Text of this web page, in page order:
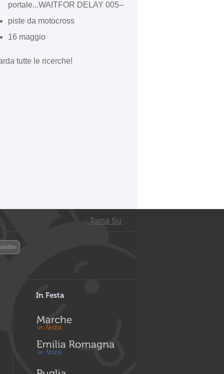
portale...WAITFOR DELAY 005--
piste da motocross
16 maggio
tutte le ricerche!
Torna Su
In Festa